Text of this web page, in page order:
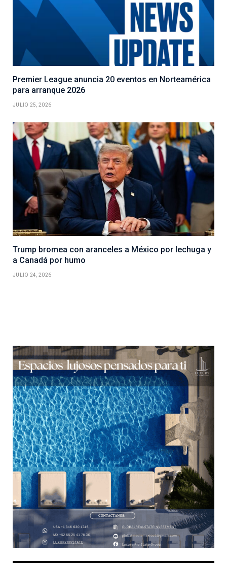
Premier League anuncia 20 eventos en Norteamérica
para arranque 2026
JULIO 25, 2026
Trump bromea con aranceles a México por lechuga y
a Canadá por humo
JULIO 24, 2026